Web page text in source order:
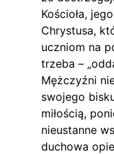
Kościoła,
Chrystusa,
uczniom na
trzeba –
Mężczyźni
swojego
miłością,
nieustanne
duchowa